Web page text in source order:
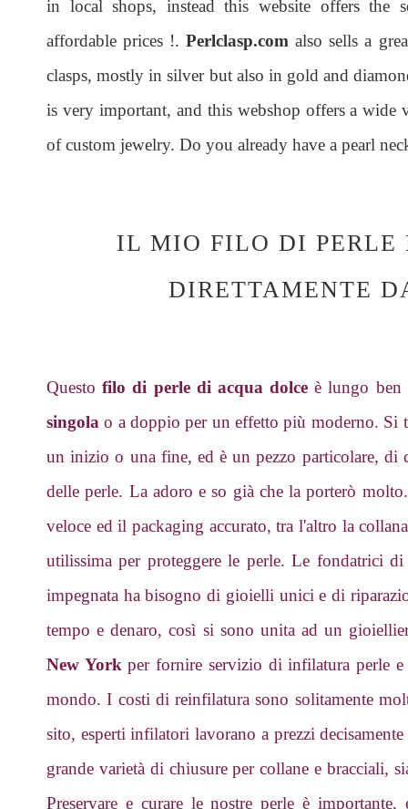
in local shops, instead this website offers the
affordable prices !.Perlclasp.com also sells a
clasps, mostly in silver but also in gold and
is very important, and this webshop offers a wide
of custom jewelry. Do you already have a pearl
IL MIO FILO DI PERLE
DIRETTAMENTE
Questofilo di perle di acqua dolce è lungo
singola o a doppio per un effetto più moderno. Si
un inizio o una fine, ed è un pezzo particolare, di
delle perle. La adoro e so già che la porterò
veloce ed il packaging accurato, tra l'altro la
utilissima per proteggere le perle. Le fondatrici
impegnata ha bisogno di gioielli unici e di
tempo e denaro, così si sono unita ad un
New York per fornire servizio di infilatura perle
mondo. I costi di reinfilatura sono solitamente
sito, esperti infilatori lavorano a prezzi
grande varietà di chiusure per collane e bracciali,
Preservare e curare le nostre perle è